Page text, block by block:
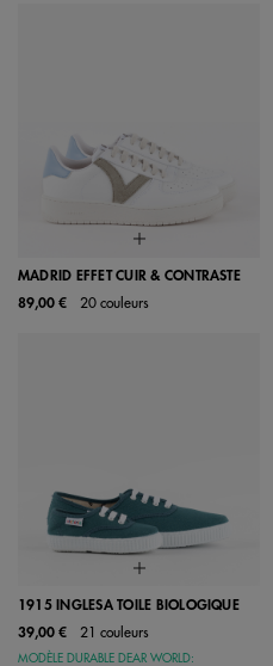
MADRID EFFET CUIR & CONTRASTE
89,00 €
20 couleurs
1915 INGLESA TOILE BIOLOGIQUE
39,00 €
21 couleurs
MODÈLE DURABLE DEAR WORLD: